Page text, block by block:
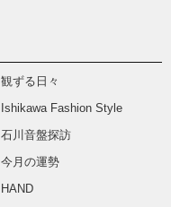
観ずる日々
Ishikawa Fashion Style
石川音盤探訪
今月の運勢
HAND